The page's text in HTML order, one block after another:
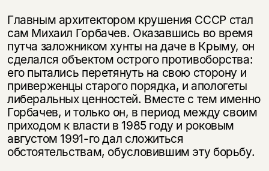
Главным архитектором крушения СССР стал
сам Михаил Горбачев. Оказавшись во время
путча заложником хунты на даче в Крыму, он
сделался объектом острого противоборства:
его пытались перетянуть на свою сторону и
приверженцы старого порядка, и апологеты
либеральных ценностей. Вместе с тем именно
Горбачев, и только он, в период между своим
приходом к власти в 1985 году и роковым
августом 1991-го дал сложиться
обстоятельствам, обусловившим эту борьбу.